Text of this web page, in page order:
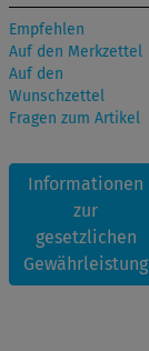
Empfehlen
Auf den Merkzettel
Auf den
Wunschzettel
Fragen zum Artikel
Informationen
zur
gesetzlichen
Gewährleistung